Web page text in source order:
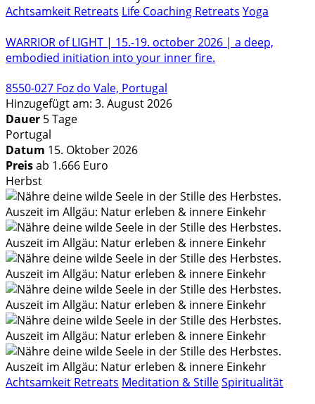
Achtsamkeit Retreats Life Coaching Retreats Yoga
WARRIOR of LIGHT | 15.-19. october 2026 | a deep,
embodied initiation into your inner fire.
8550-027 Foz do Vale, Portugal
Hinzugefügt am: 3. August 2026
Dauer 5 Tage
Portugal
Datum 15. Oktober 2026
Preisab 1.666 Euro
Herbst
Achtsamkeit Retreats Meditation & StilleSpiritualität